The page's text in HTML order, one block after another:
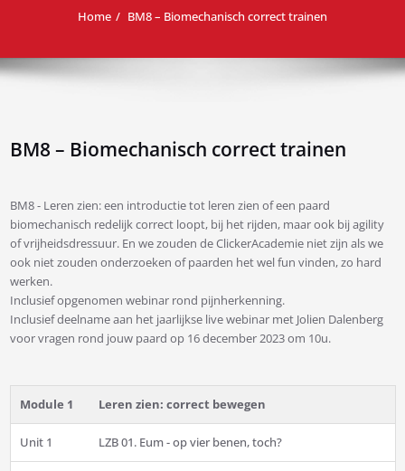
Home BM8 – Biomechanisch correct trainen
BM8 – Biomechanisch correct trainen
BM8 - Leren zien: een introductie tot leren zien of een paard
biomechanisch redelijk correct loopt, bij het rijden, maar ook bij agility
of vrijheidsdressuur. En we zouden de ClickerAcademie niet zijn als we
ook niet zouden onderzoeken of paarden het wel fun vinden, zo hard
werken.
Inclusief opgenomen webinar rond pijnherkenning.
Inclusief deelname aan het jaarlijkse live webinar met Jolien Dalenberg
voor vragen rond jouw paard op 16 december 2023 om 10u.
Module 1 Leren zien: correct bewegen
Unit 1 LZB 01. Eum - op vier benen, toch?